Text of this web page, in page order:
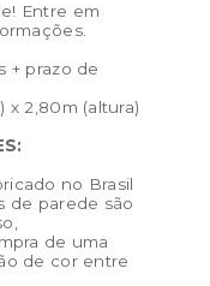
Entre em
+ prazo de
x 2,80m (altura)
no Brasil
de parede são
de uma
de cor entre